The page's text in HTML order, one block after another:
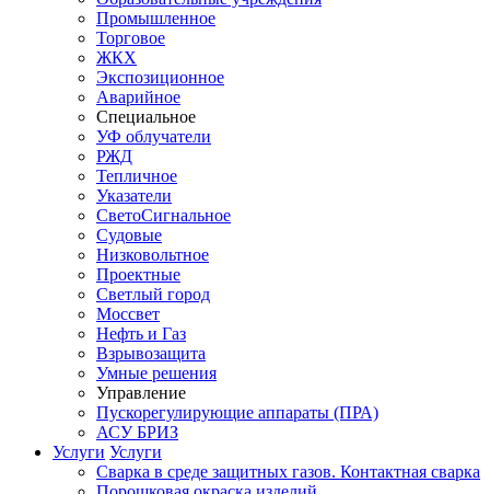
Промышленное
Торговое
ЖКХ
Экспозиционное
Аварийное
Специальное
УФ облучатели
РЖД
Тепличное
Указатели
СветоСигнальное
Судовые
Низковольтное
Проектные
Светлый город
Моссвет
Нефть и Газ
Взрывозащита
Умные решения
Управление
Пускорегулирующие аппараты (ПРА)
АСУ БРИЗ
Услуги Услуги
Сварка в среде защитных газов. Контактная сварка